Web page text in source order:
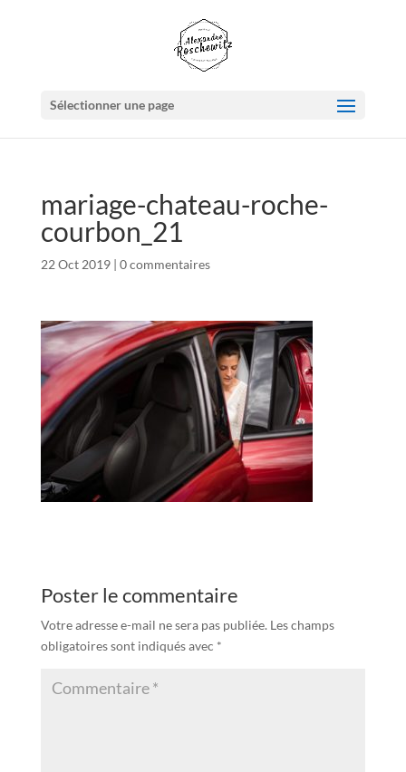
Sélectionner une page
mariage-chateau-roche-
courbon_21
22 Oct 2019| 0 commentaires
Poster le commentaire
Votre adresse e-mail ne sera pas publiée. Les champs
obligatoires sont indiqués avec *